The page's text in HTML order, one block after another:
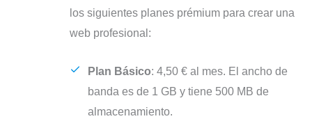
los siguientes planes prémium para crear una
web profesional:
Plan Básico: 4,50 € al mes. El ancho de
banda es de 1 GB y tiene 500 MB de
almacenamiento.